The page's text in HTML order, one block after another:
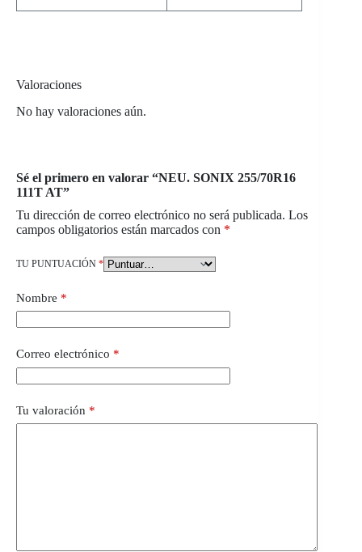
Valoraciones
No hay valoraciones aún.
Sé el primero en valorar “NEU. SONIX 255/70R16
111T AT”
Tu dirección de correo electrónico no será publicada. Los
campos obligatorios están marcados con *
TU PUNTUACIÓN *
Nombre *
Correo electrónico *
Tu valoración *